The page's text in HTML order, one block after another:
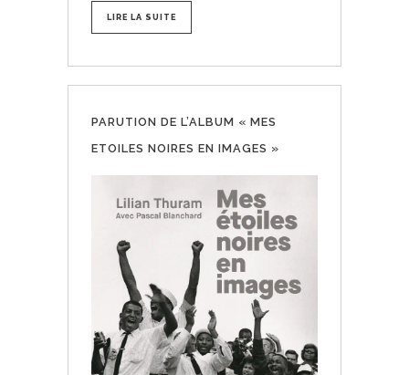
LIRE LA SUITE
PARUTION DE L’ALBUM « MES
ETOILES NOIRES EN IMAGES »